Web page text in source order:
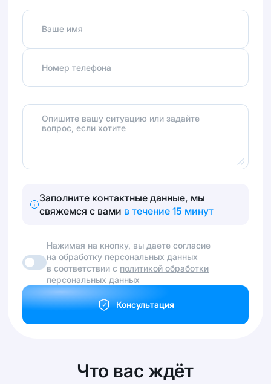
Ваше имя
Номер телефона
Опишите вашу ситуацию или задайте
вопрос, если хотите
Заполните контактные данные, мы
свяжемся с вами в течение 15 минут
Нажимая на кнопку, вы даете согласие
наобработку персональных данных
в соответствии с политикой обработки
персональных данных
Консультация
Что вас ждёт